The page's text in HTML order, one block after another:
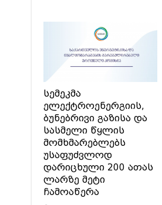
სემეკმა
ელექტროენერგიის,
ბუნებრივი გაზისა და
სასმელი წყლის
მომხმარებლებს
უსაფუძვლოდ
დარიცხული 200 ათას
ლარზე მეტი
ჩამოაწერა